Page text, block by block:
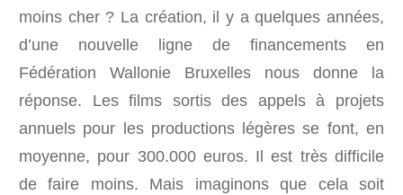
moins cher ? La création, il y a quelques années,
d’une nouvelle ligne de financements en
Fédération Wallonie Bruxelles nous donne la
réponse. Les films sortis des appels à projets
annuels pour les productions légères se font, en
moyenne, pour 300.000 euros. Il est très difficile
de faire moins. Mais imaginons que cela soit